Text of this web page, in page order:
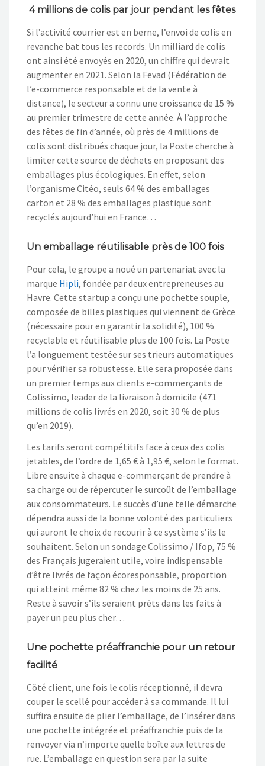
4 millions de colis par jour pendant les fêtes
Si l’activité courrier est en berne, l’envoi de colis en
revanche bat tous les records. Un milliard de colis
ont ainsi été envoyés en 2020, un chiffre qui devrait
augmenter en 2021. Selon la Fevad (Fédération de
l’e-commerce responsable et de la vente à
distance), le secteur a connu une croissance de 15 %
au premier trimestre de cette année. À l’approche
des fêtes de fin d’année, où près de 4 millions de
colis sont distribués chaque jour, la Poste cherche à
limiter cette source de déchets en proposant des
emballages plus écologiques. En effet, selon
l’organisme Citéo, seuls 64 % des emballages
carton et 28 % des emballages plastique sont
recyclés aujourd’hui en France…
Un emballage réutilisable près de 100 fois
Pour cela, le groupe a noué un partenariat avec la
marque Hipli, fondée par deux entrepreneuses au
Havre. Cette startup a conçu une pochette souple,
composée de billes plastiques qui viennent de Grèce
(nécessaire pour en garantir la solidité), 100 %
recyclable et réutilisable plus de 100 fois. La Poste
l’a longuement testée sur ses trieurs automatiques
pour vérifier sa robustesse. Elle sera proposée dans
un premier temps aux clients e-commerçants de
Colissimo, leader de la livraison à domicile (471
millions de colis livrés en 2020, soit 30 % de plus
qu’en 2019).
Les tarifs seront compétitifs face à ceux des colis
jetables, de l’ordre de 1,65 € à 1,95 €, selon le format.
Libre ensuite à chaque e-commerçant de prendre à
sa charge ou de répercuter le surcoût de l’emballage
aux consommateurs. Le succès d’une telle démarche
dépendra aussi de la bonne volonté des particuliers
qui auront le choix de recourir à ce système s’ils le
souhaitent. Selon un sondage Colissimo / Ifop, 75 %
des Français jugeraient utile, voire indispensable
d’être livrés de façon écoresponsable, proportion
qui atteint même 82 % chez les moins de 25 ans.
Reste à savoir s’ils seraient prêts dans les faits à
payer un peu plus cher…
Une pochette préaffranchie pour un retour
facilité
Côté client, une fois le colis réceptionné, il devra
couper le scellé pour accéder à sa commande. Il lui
suffira ensuite de plier l’emballage, de l’insérer dans
une pochette intégrée et préaffranchie puis de la
renvoyer via n’importe quelle boîte aux lettres de
rue. L’emballage en question sera par la suite